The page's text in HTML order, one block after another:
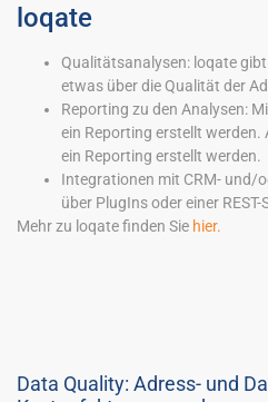
loqate
Qualitätsanalysen: loqate
etwas über die Qualität der
Reporting zu den Analysen:
ein Reporting erstellt werden.
ein Reporting erstellt werden.
Integrationen mit CRM- und/
über PlugIns oder einer
Mehr zu loqate finden Sie hier.
Data Quality: Adress- und